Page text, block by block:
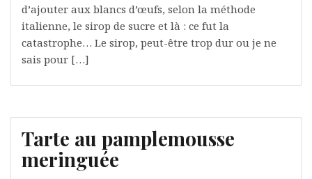
d’ajouter aux blancs d’œufs, selon la méthode
italienne, le sirop de sucre et là : ce fut la
catastrophe… Le sirop, peut-être trop dur ou je ne
sais pour […]
Tarte au pamplemousse
meringuée